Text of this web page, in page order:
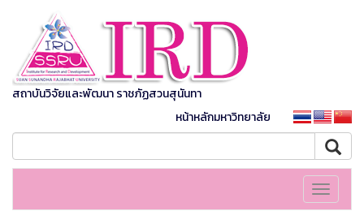
สถาบันวิจัยและพัฒนา ราชภัฏสวนสุนันทา
หน้าหลักมหาวิทยาลัย
Toggle